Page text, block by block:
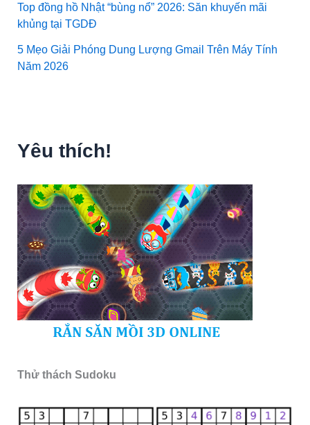
Top đồng hồ Nhật “bùng nổ” 2026: Săn khuyến mãi
khủng tại TGDĐ
5 Mẹo Giải Phóng Dung Lượng Gmail Trên Máy Tính
Năm 2026
Yêu thích!
Thử thách Sudoku